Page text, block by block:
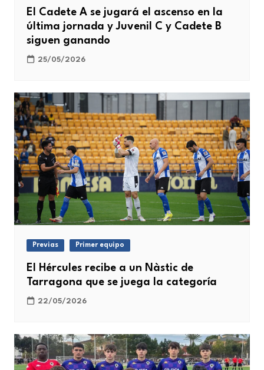
El Cadete A se jugará el ascenso en la
última jornada y Juvenil C y Cadete B
siguen ganando
25/05/2026
Previas Primer equipo
El Hércules recibe a un Nàstic de
Tarragona que se juega la categoría
22/05/2026